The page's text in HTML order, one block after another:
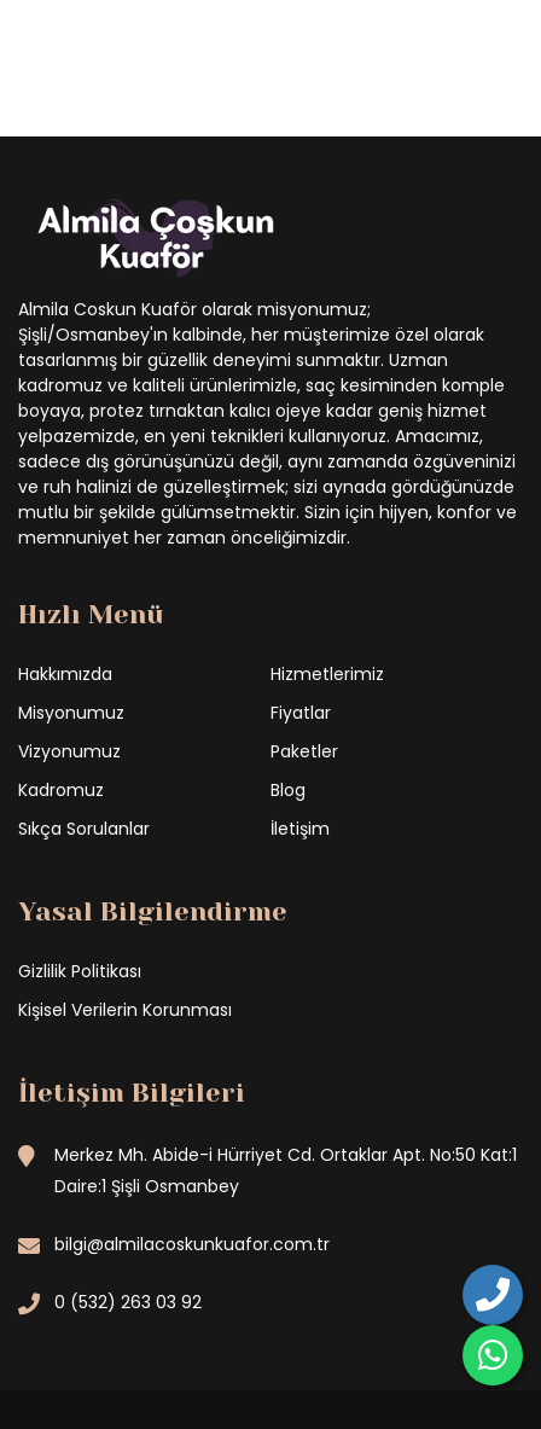
Almila Coskun Kuaför olarak misyonumuz;
Şişli/Osmanbey'ın kalbinde, her müşterimize özel olarak
tasarlanmış bir güzellik deneyimi sunmaktır. Uzman
kadromuz ve kaliteli ürünlerimizle, saç kesiminden komple
boyaya, protez tırnaktan kalıcı ojeye kadar geniş hizmet
yelpazemizde, en yeni teknikleri kullanıyoruz. Amacımız,
sadece dış görünüşünüzü değil, aynı zamanda özgüveninizi
ve ruh halinizi de güzelleştirmek; sizi aynada gördüğünüzde
mutlu bir şekilde gülümsetmektir. Sizin için hijyen, konfor ve
memnuniyet her zaman önceliğimizdir.
Hızlı Menü
Hakkımızda
Hizmetlerimiz
Misyonumuz
Fiyatlar
Vizyonumuz
Paketler
Kadromuz
Blog
Sıkça Sorulanlar
İletişim
Yasal Bilgilendirme
Gizlilik Politikası
Kişisel Verilerin Korunması
İletişim Bilgileri
Merkez Mh. Abide-i Hürriyet Cd. Ortaklar Apt. No:50 Kat:1
Daire:1 Şişli Osmanbey
bilgi@almilacoskunkuafor.com.tr
0 (532) 263 03 92